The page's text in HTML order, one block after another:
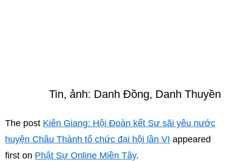
Tin, ảnh: Danh Đồng, Danh Thuyền
The post Kiên Giang: Hội Đoàn kết Sư sãi yêu nước
huyện Châu Thành tổ chức đại hội lần VI appeared
first on Phật Sự Online Miền Tây.